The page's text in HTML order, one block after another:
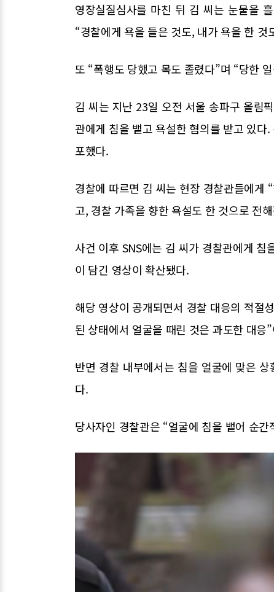
영장실질심사를 마친 뒤 김 씨는 눈물을
“경찰에게 욕을 들은 것도, 내가 욕을 한
또 “폭행도 당했고 목도 졸렸다”며 “당한
김 씨는 지난 23일 오전 서울 송파구 올림
관에게 침을 뱉고 욕설한 혐의를 받고 있다
포했다.
경찰에 따르면 김 씨는 현장 경찰관들에게
고, 경찰 가족을 향한 욕설도 한 것으로 전
사건 이후 SNS에는 김 씨가 경찰관에게
이 담긴 영상이 확산됐다.
해당 영상이 공개되면서 경찰 대응의 적절
된 상태에서 얼굴을 때린 것은 과도한 대응
반면 경찰 내부에서는 침을 얼굴에 맞은
다.
당사자인 경찰관은 “얼굴에 침을 뱉어 순